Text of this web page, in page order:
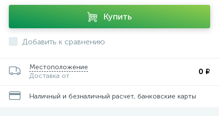
Купить
Добавить к сравнению
Местоположение
Доставка от
0 ₽
Наличный и безналичный расчет, банковские карты